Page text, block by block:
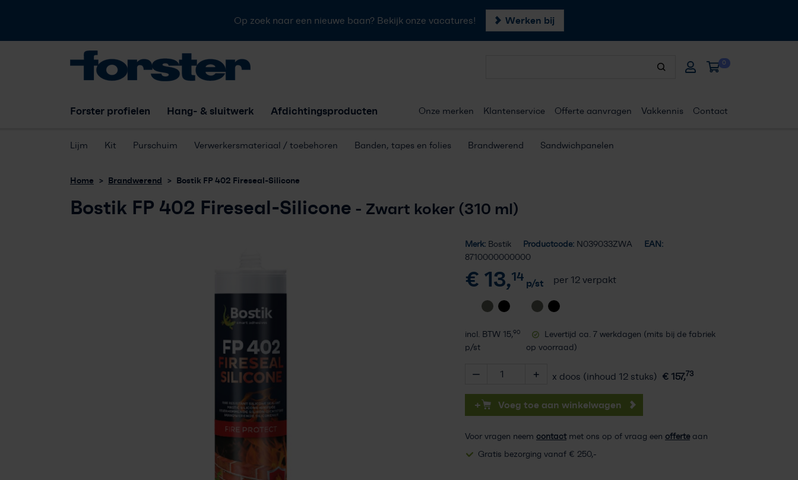
Forster profielen
Onze merken
Op zoek naar een nieuwe baan? Bekijk onze vacatures! Werken bij
0
Forster profielen Hang- & sluitwerk Afdichtingsproducten Onze merken Klantenservice Offerte aanvragen Vakkennis Contact
Lijm Kit Purschuim Verwerkersmateriaal / toebehoren Banden, tapes en folies Brandwerend Sandwichpanelen
Home Brandwerend Bostik FP 402 Fireseal-Silicone
Bostik FP 402 Fireseal-Silicone - Zwart koker (310 ml)
Merk: Bostik Productcode: N039033ZWA
EAN:
8710000000000
€ 13,14 p/st per 12 verpakt
incl. BTW 15,90
p/st
Levertijd ca. 7 werkdagen (mits bij de fabriek
op voorraad)
x doos (inhoud 12 stuks) € 157,73
+ Voeg toe aan winkelwagen
Voor vragen neem contactmet ons op of vraag een offerteaan
Gratis bezorging vanaf € 250,-